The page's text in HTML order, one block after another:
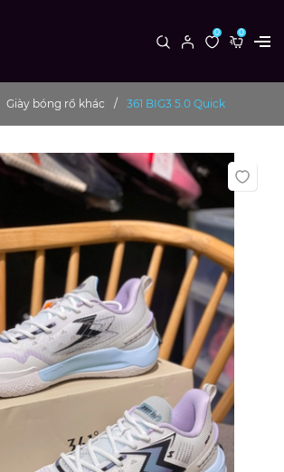
0 0
Giày bóng rổ khác 361 BIG3 5.0 Quick